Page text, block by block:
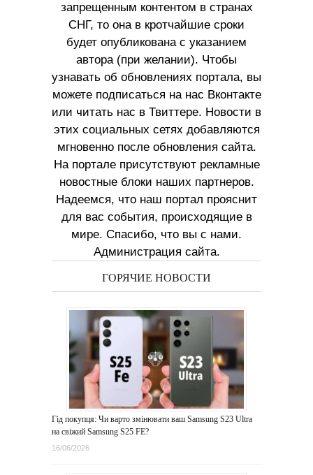
запрещенным контентом в странах
СНГ, то она в кротчайшие сроки
будет опубликована с указанием
автора (при желании). Чтобы
узнавать об обновлениях портала, вы
можете подписаться на нас Вконтакте
или читать нас в Твиттере. Новости в
этих социальных сетях добавляются
мгновенно после обновления сайта.
На портале присутствуют рекламные
новостные блоки наших партнеров.
Надеемся, что наш портал прояснит
для вас события, происходящие в
мире. Спасибо, что вы с нами.
Администрация сайта.
ГОРЯЧИЕ НОВОСТИ
Гід покупця: Чи варто змінювати ваш Samsung S23 Ultra
на свіжий Samsung S25 FE?
16/06/2026